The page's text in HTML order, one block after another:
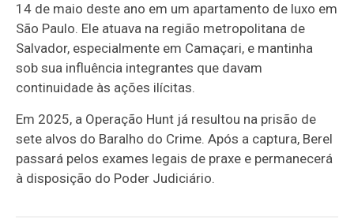
14 de maio deste ano em um apartamento de luxo em
São Paulo. Ele atuava na região metropolitana de
Salvador, especialmente em Camaçari, e mantinha
sob sua influência integrantes que davam
continuidade às ações ilícitas.
Em 2025, a Operação Hunt já resultou na prisão de
sete alvos do Baralho do Crime. Após a captura, Berel
passará pelos exames legais de praxe e permanecerá
à disposição do Poder Judiciário.